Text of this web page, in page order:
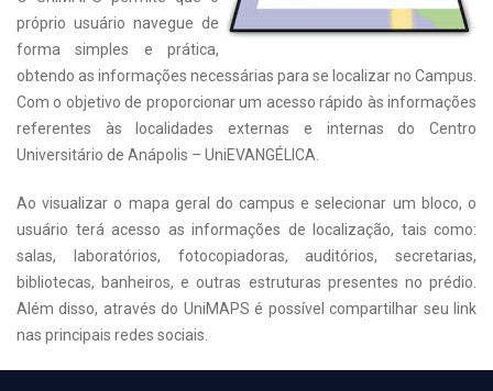
próprio usuário navegue de
forma simples e prática,
obtendo as informações necessárias para se localizar no Campus.
Com o objetivo de proporcionar um acesso rápido às informações
referentes às localidades externas e internas do Centro
Universitário de Anápolis – UniEVANGÉLICA.
Ao visualizar o mapa geral do campus e selecionar um bloco, o
usuário terá acesso as informações de localização, tais como:
salas, laboratórios, fotocopiadoras, auditórios, secretarias,
bibliotecas, banheiros, e outras estruturas presentes no prédio.
Além disso, através do UniMAPS é possível compartilhar seu link
nas principais redes sociais.